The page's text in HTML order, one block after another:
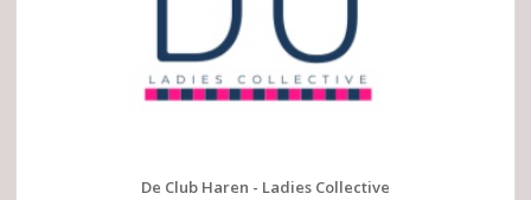
De Club Haren - Ladies Collective